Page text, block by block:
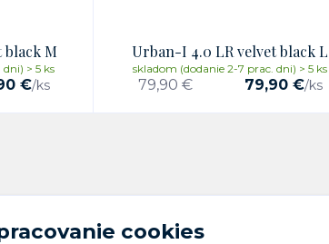
black M
€/ks
> 5 ks
Urban-I 4.0 LR velvet black L
79,90 € 79,90 €/ks
skladom (dodanie 2-7 prac. dni) > 5 ks
cookies